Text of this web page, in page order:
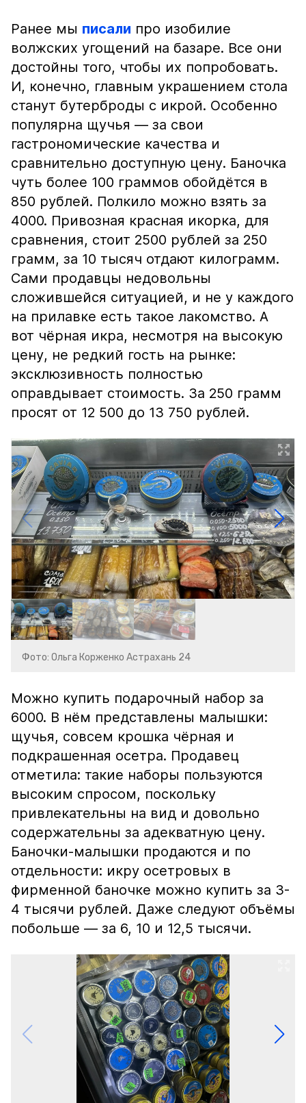
Ранее мы писали про изобилие
волжских угощений на базаре. Все они
достойны того, чтобы их попробовать.
И, конечно, главным украшением стола
станут бутерброды с икрой. Особенно
популярна щучья — за свои
гастрономические качества и
сравнительно доступную цену. Баночка
чуть более 100 граммов обойдётся в
850 рублей. Полкило можно взять за
4000. Привозная красная икорка, для
сравнения, стоит 2500 рублей за 250
грамм, за 10 тысяч отдают килограмм.
Сами продавцы недовольны
сложившейся ситуацией, и не у каждого
на прилавке есть такое лакомство. А
вот чёрная икра, несмотря на высокую
цену, не редкий гость на рынке:
эксклюзивность полностью
оправдывает стоимость. За 250 грамм
просят от 12 500 до 13 750 рублей.
Фото: Ольга Корженко Астрахань 24
Можно купить подарочный набор за
6000. В нём представлены малышки:
щучья, совсем крошка чёрная и
подкрашенная осетра. Продавец
отметила: такие наборы пользуются
высоким спросом, поскольку
привлекательны на вид и довольно
содержательны за адекватную цену.
Баночки-малышки продаются и по
отдельности: икру осетровых в
фирменной баночке можно купить за 3-
4 тысячи рублей. Даже следуют объёмы
побольше — за 6, 10 и 12,5 тысячи.